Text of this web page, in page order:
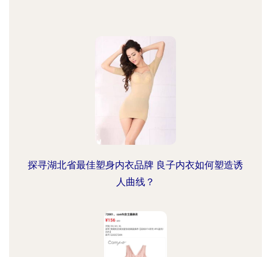
探寻湖北省最佳塑身内衣品牌 良子内衣如何塑造诱
人曲线？